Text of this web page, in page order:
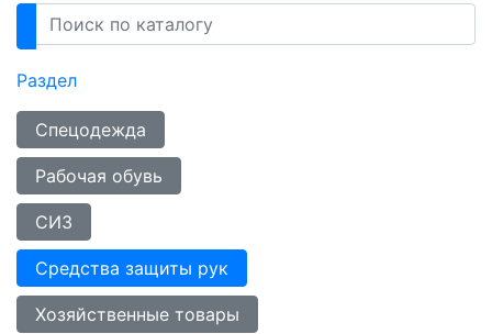
Раздел
Спецодежда
Рабочая обувь
СИЗ
Средства защиты рук
Хозяйственные товары